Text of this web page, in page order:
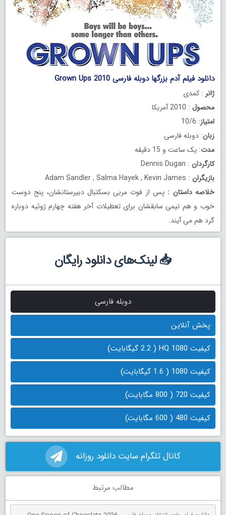
دانلود فیلم آدم بزرگها دوبله فارسی Grown Ups 2010
ژانر : کمدی
محصول : 2010 آمریکا
امتیاز: 10/6
زبان: دوبله فارسی
مدت: یک ساعت و 15 دقیقه
کارگردان : Dennis Dugan
بازیگران : Adam Sandler , Salma Hayek , Kevin James
خلاصه داستان : پس از فوت مربی بسکتبال دبیرستانشان، پنج دوست
خوب و هم تیمی سابقشان برای تعطیلات آخر هفته چهارم ژوئیه دوباره
گرد هم می آیند.
📥 لینک‌های دانلود رایگان
دوبله فارسی
پخش آنلاین
کیفیت 1080 HQ ( 2.2 گیگابایت)
کیفیت 1080 ( 1.6 گیگابایت)
کیفیت 720 ( 800 مگابایت)
کیفیت 480 ( 600 مگابایت)
کانال تلگرام سایت دانلود روزانه
مطالب مرتبط